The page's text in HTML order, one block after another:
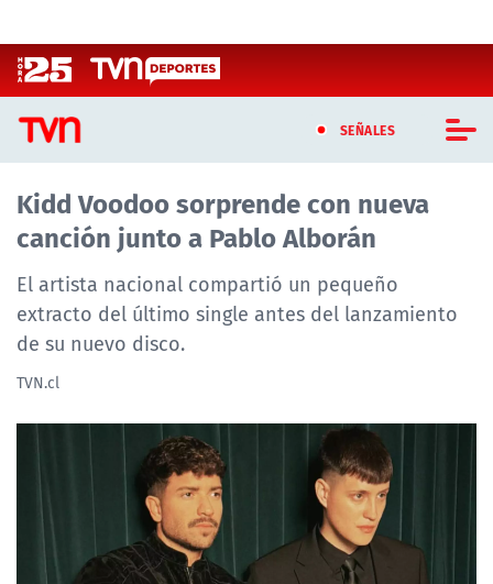
SEÑALES
CASTING MASTERCHEF CHILE
CASTING TVN VERTICAL
TVN VERTICAL
TVN PLAY
TELESERIES
NTV
ACTUALIDAD Y TENDENCIAS
Kidd Voodoo sorprende con nueva
canción junto a Pablo Alborán
El artista nacional compartió un pequeño
extracto del último single antes del lanzamiento
de su nuevo disco.
TVN.cl